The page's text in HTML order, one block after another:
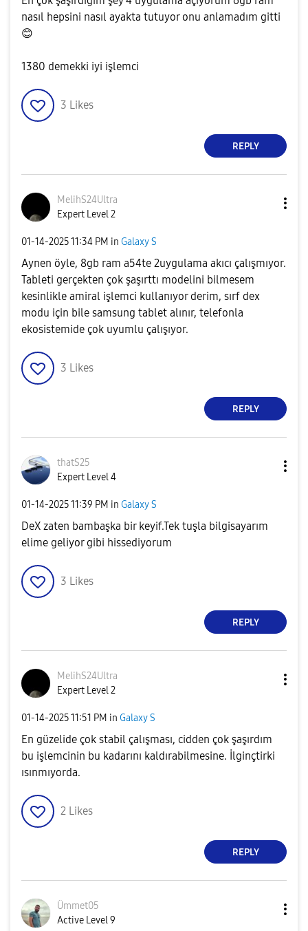
nasıl hepsini nasıl ayakta tutuyor onu anlamadım gitti
😊
1380 demekki iyi işlemci
3 Likes
REPLY
MelihS24Ultra
Expert Level 2
‎01-14-202511:34 PM in Galaxy S
Aynen öyle, 8gb ram a54te 2uygulama akıcı çalışmıyor.
Tableti gerçekten çok şaşırttı modelini bilmesem
kesinlikle amiral işlemci kullanıyor derim, sırf dex
modu için bile samsung tablet alınır, telefonla
ekosistemide çok uyumlu çalışıyor.
3 Likes
REPLY
thatS25
Expert Level 4
‎01-14-202511:39 PM in Galaxy S
DeX zaten bambaşka bir keyif.Tek tuşla bilgisayarım
elime geliyor gibi hissediyorum
3 Likes
REPLY
MelihS24Ultra
Expert Level 2
‎01-14-202511:51 PM in Galaxy S
En güzelide çok stabil çalışması, cidden çok şaşırdım
bu işlemcinin bu kadarını kaldırabilmesine. İlginçtirki
ısınmıyorda.
2 Likes
REPLY
Ümmet05
Active Level 9